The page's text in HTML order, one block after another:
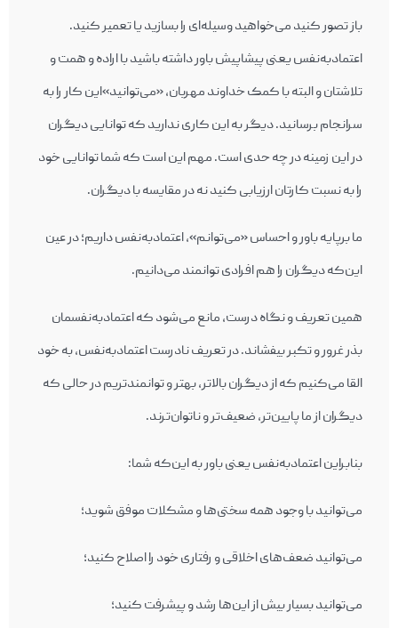
باز تصور کنید می‌خواهید وسیله‌ای را بسازید یا تعمیر کنید.
اعتمادبه‌نفس یعنی پیشاپیش باور داشته باشید با اراده و همت و
تلاشتان و البته با کمک خداوند مهربان، «می‌‎توانید»این کار را به
سرانجام برسانید. دیگر به این کاری ندارید که توانایی دیگران
در این زمینه در چه حدی است. مهم این است که شما توانایی خود
را به نسبت کارتان ارزیابی کنید نه در مقایسه با دیگران.
ما برپایه باور و احساس «می‌توانم»، اعتمادبه‌نفس داریم؛ در عین
این‌که دیگران را هم افرادی توانمند می‌دانیم.
همین تعریف و نگاه درست، مانع می‌‎شود که اعتمادبه‌نفسمان
بذر غرور و تکبر بیفشاند. در تعریف نادرست اعتمادبه‌نفس، به خود
القا می‌‎کنیم که از دیگران بالاتر، بهتر و توانمندتریم در حالی که
دیگران از ما پایین‌‎تر، ضعیف‌تر و ناتوان‌‎ترند.
بنابراین اعتمادبه‌نفس یعنی باور به این‌که شما:
می‌توانید با وجود همه سختی‌ها و مشکلات موفق شوید؛
می‌توانید ضعف‌های اخلاقی و رفتاری خود را اصلاح کنید؛
می‌توانید بسیار بیش از این‌‎ها رشد و پیشرفت کنید؛